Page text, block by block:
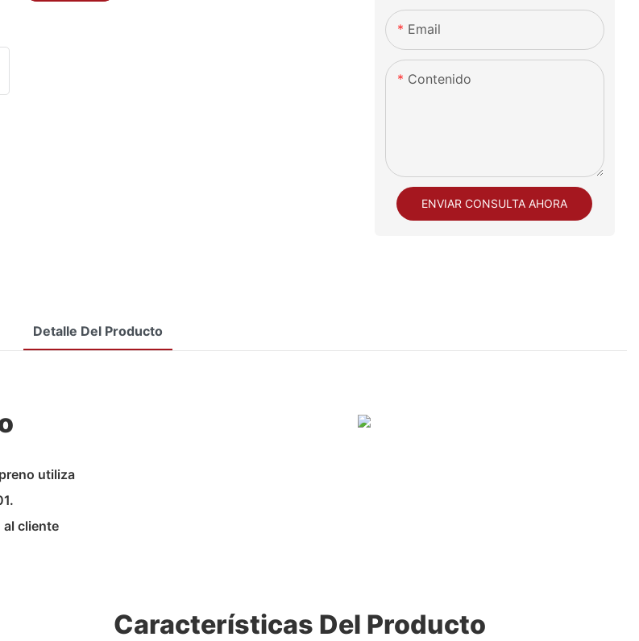
Email
Contenido
ENVIAR CONSULTA AHORA
Detalle Del Producto
utiliza
al cliente
Características Del Producto